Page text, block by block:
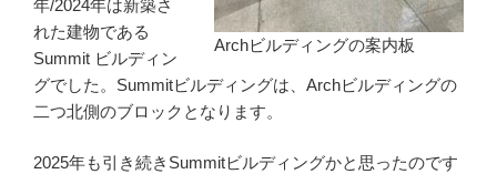
Archビルディングの案内板
年/2024年は新築さ
れた建物である
Summit ビルディン
グでした。Summitビルディングは、Archビルディングの
二つ北側のブロックとなります。
2025年も引き続きSummitビルディングかと思ったのです